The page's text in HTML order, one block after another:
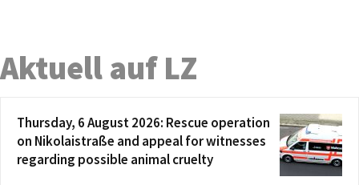
Aktuell auf LZ
Thursday, 6 August 2026: Rescue operation
on Nikolaistraße and appeal for witnesses
regarding possible animal cruelty